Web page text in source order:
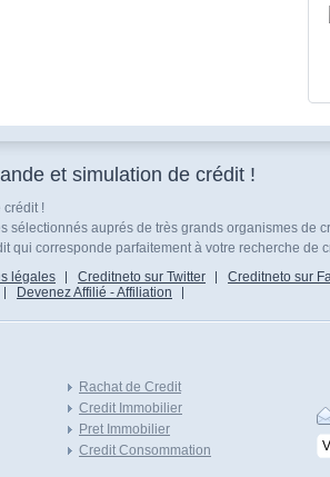
et simulation de crédit !
crédit !
sélectionnés auprés de très grands organismes de
qui corresponde parfaitement à votre recherche de
légales Creditneto sur Twitter Creditneto sur
Devenez Affilié - Affiliation
Rachat de Credit
Credit Immobilier
Pret Immobilier
Credit Consommation